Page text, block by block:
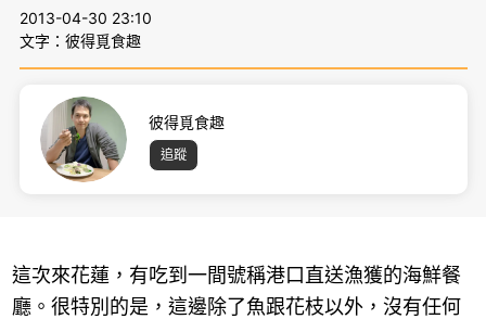
2013-04-30 23:10
文字：彼得覓食趣
彼得覓食趣
追蹤
這次來花蓮，有吃到一間號稱港口直送漁獲的海鮮餐
廳。很特別的是，這邊除了魚跟花枝以外，沒有任何